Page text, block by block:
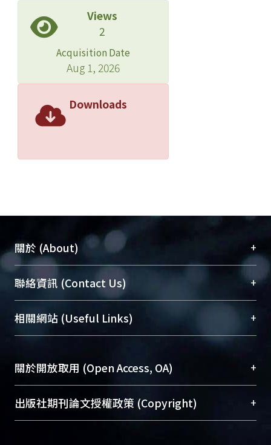
Views
2
Acquisition Date
Aug 1, 2026
Downloads
關於 (About) +
臺大位居世界頂尖大學之列，為永久珍藏及向國際
展現本校豐碩的研究成果及學術能量，圖書館整合
機構典藏（NTUR）與學術庫（AH）不同功能平
台，成為臺大學術典藏NTU scholars。期能整合研
究能量、促進交流合作、保存學術產出、推廣研究
成果。
To permanently archive and promote researcher
profiles and scholarly works, Library integrates the
services of “NTU Repository” with “Academic
聯絡資訊 (Contact Us) +
總館學科館員(Main Library)
醫學圖書館學科館員(Medical Library)
(Social
Sciences Library)
相關網站 (Useful Links) +
關於開放取用 (Open Access, OA) +
開放取用是從使用者角度提升資訊取用性的社會運
動，應用在學術研究上是透過將研究著作公開供使
出版社期刊論文授權政策 (Copyright) +